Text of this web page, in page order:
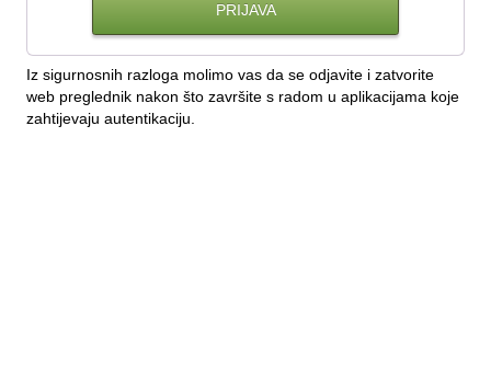
Iz sigurnosnih razloga molimo vas da se odjavite i zatvorite
web preglednik nakon što završite s radom u aplikacijama koje
zahtijevaju autentikaciju.